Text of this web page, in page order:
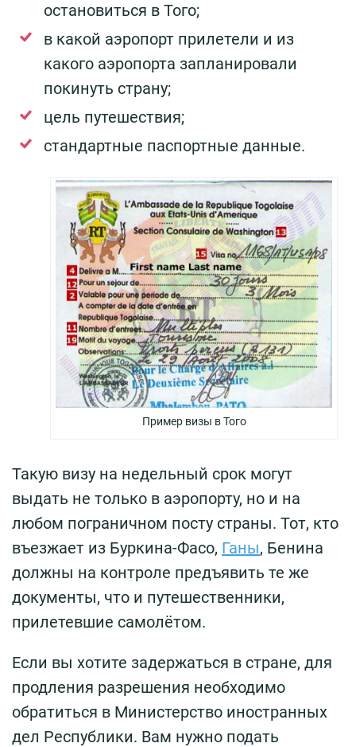
остановиться в Того;
в какой аэропорт прилетели и из
какого аэропорта запланировали
покинуть страну;
цель путешествия;
стандартные паспортные данные.
Пример визы в Того
Такую визу на недельный срок могут
выдать не только в аэропорту, но и на
любом пограничном посту страны. Тот, кто
въезжает из Буркина-Фасо, Ганы, Бенина
должны на контроле предъявить те же
документы, что и путешественники,
прилетевшие самолётом.
Если вы хотите задержаться в стране, для
продления разрешения необходимо
обратиться в Министерство иностранных
дел Республики. Вам нужно подать